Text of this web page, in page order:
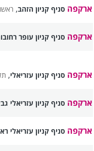
ארקפה סניף קניון הזהב,
ארקפה סניף קניון עופר
ארקפה סניף קניון עזריאלי,
ארקפה סניף קניון עזריאלי
ארקפה סניף קניון עזריאלי